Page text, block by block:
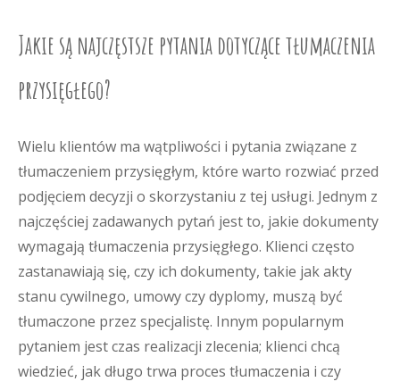
Jakie są najczęstsze pytania dotyczące tłumaczenia
przysięgłego?
Wielu klientów ma wątpliwości i pytania związane z
tłumaczeniem przysięgłym, które warto rozwiać przed
podjęciem decyzji o skorzystaniu z tej usługi. Jednym z
najczęściej zadawanych pytań jest to, jakie dokumenty
wymagają tłumaczenia przysięgłego. Klienci często
zastanawiają się, czy ich dokumenty, takie jak akty
stanu cywilnego, umowy czy dyplomy, muszą być
tłumaczone przez specjalistę. Innym popularnym
pytaniem jest czas realizacji zlecenia; klienci chcą
wiedzieć, jak długo trwa proces tłumaczenia i czy